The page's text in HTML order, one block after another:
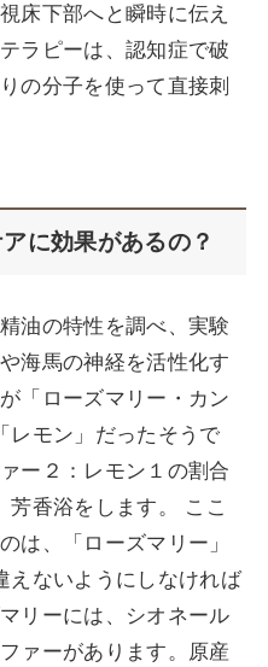
床下部へと瞬時に伝え
ラピーは、認知症で破
の分子を使って直接刺
に効果があるの？
油の特性を調べ、実験
海馬の神経を活性化す
「ローズマリー・カン
レモン」だったそうで
ー２：レモン１の割合
芳香浴をします。 ここ
は、「ローズマリー」
えないようにしなければ
リーには、シオネール
ァーがあります。原産